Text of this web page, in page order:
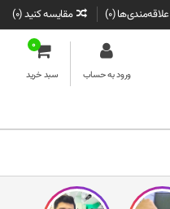
علاقه‌مندی‌ها (0
) مقایسه کنید (0
)
ورود به حساب
0
سبد خرید